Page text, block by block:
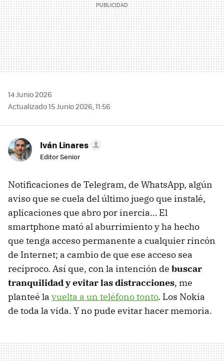
14 Junio 2026
Actualizado 15 Junio 2026, 11:56
Iván Linares
Editor Senior
Notificaciones de Telegram, de WhatsApp, algún
aviso que se cuela del último juego que instalé,
aplicaciones que abro por inercia… El
smartphone mató al aburrimiento y ha hecho
que tenga acceso permanente a cualquier rincón
de Internet; a cambio de que ese acceso sea
recíproco. Así que, con la intención de buscar
tranquilidad y evitar las distracciones, me
planteé la vuelta a un teléfono tonto. Los Nokia
de toda la vida. Y no pude evitar hacer memoria.